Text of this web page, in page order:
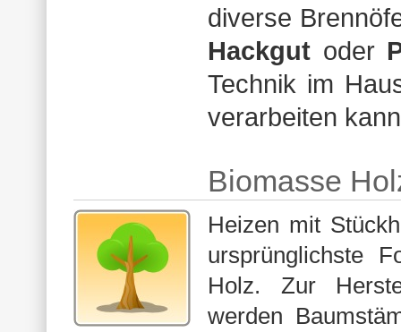
diverse
Hackgut oder
Technik im
verarbeiten
Biomasse
Heizen mit
ursprünglichste
Holz. Zur
werden